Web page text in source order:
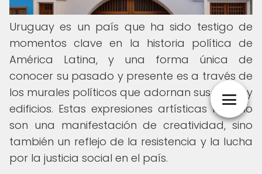
Uruguay es un país que ha sido testigo de
momentos clave en la historia política de
América Latina, y una forma única de
conocer su pasado y presente es a través de
los murales políticos que adornan sus calles y
edificios. Estas expresiones artísticas no solo
son una manifestación de creatividad, sino
también un reflejo de la resistencia y la lucha
por la justicia social en el país.